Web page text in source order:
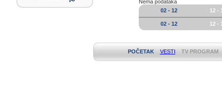
Nema podataka
02 - 12
12 -
02 - 12 12 -
POČETAK VESTI TV PROGRAM